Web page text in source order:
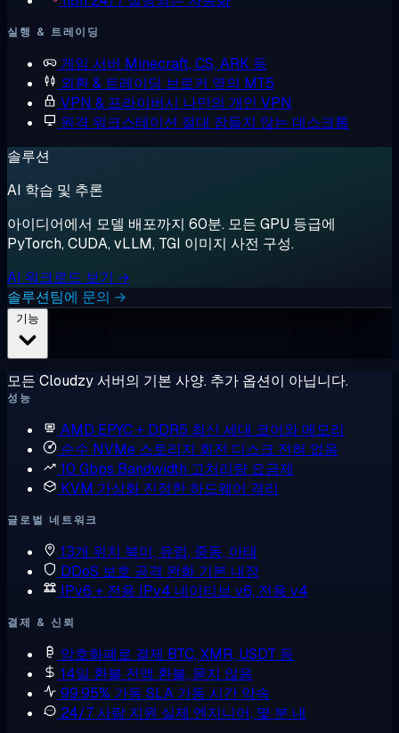
실행 & 트레이딩
게임 서버 Minecraft, CS, ARK 등
외환 & 트레이딩 브로커 옆의 MT5
VPN & 프라이버시 나만의 개인 VPN
원격 워크스테이션 절대 잠들지 않는 데스크톱
솔루션
AI 학습 및 추론
아이디어에서 모델 배포까지 60분. 모든 GPU 등급에
PyTorch, CUDA, vLLM, TGI 이미지 사전 구성.
AI 워크로드 보기 →
솔루션팀에 문의 →
모든 Cloudzy 서버의 기본 사양. 추가 옵션이 아닙니다.
성능
AMD EPYC + DDR5 최신 세대 코어와 메모리
순수 NVMe 스토리지 회전 디스크 전혀 없음
10 Gbps Bandwidth 고처리량 요금제
KVM 가상화 진정한 하드웨어 격리
글로벌 네트워크
13개 위치 북미, 유럽, 중동, 아태
DDoS 보호 공격 완화 기본 내장
IPv6 + 전용 IPv4 네이티브 v6, 전용 v4
결제 & 신뢰
암호화폐로 결제 BTC, XMR, USDT 등
14일 환불 전액 환불, 묻지 않음
99.95% 가동 SLA 가동 시간 약속
24/7 사람 지원 실제 엔지니어, 몇 분 내